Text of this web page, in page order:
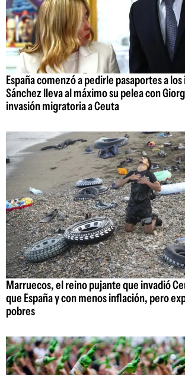
España comenzó a pedirle pasaportes a
Sánchez lleva al máximo su pelea con
invasión migratoria a Ceuta
Marruecos, el reino pujante que invadió
que España y con menos inflación, pero
pobres